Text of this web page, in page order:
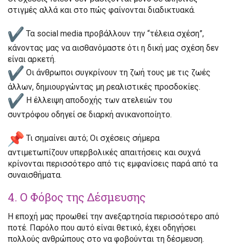
στιγμές αλλά και στο πώς φαίνονται διαδικτυακά.
Τα social media προβάλλουν την “τέλεια σχέση”,
κάνοντας μας να αισθανόμαστε ότι η δική μας σχέση δεν
είναι αρκετή.
Οι άνθρωποι συγκρίνουν τη ζωή τους με τις ζωές
άλλων, δημιουργώντας μη ρεαλιστικές προσδοκίες.
Η έλλειψη αποδοχής των ατελειών του
συντρόφου οδηγεί σε διαρκή ανικανοποίητο.
Τι σημαίνει αυτό; Οι σχέσεις σήμερα
αντιμετωπίζουν υπερβολικές απαιτήσεις και συχνά
κρίνονται περισσότερο από τις εμφανίσεις παρά από τα
συναισθήματα.
4. Ο Φόβος της Δέσμευσης
Η εποχή μας προωθεί την ανεξαρτησία περισσότερο από
ποτέ. Παρόλο που αυτό είναι θετικό, έχει οδηγήσει
πολλούς ανθρώπους στο να φοβούνται τη δέσμευση.